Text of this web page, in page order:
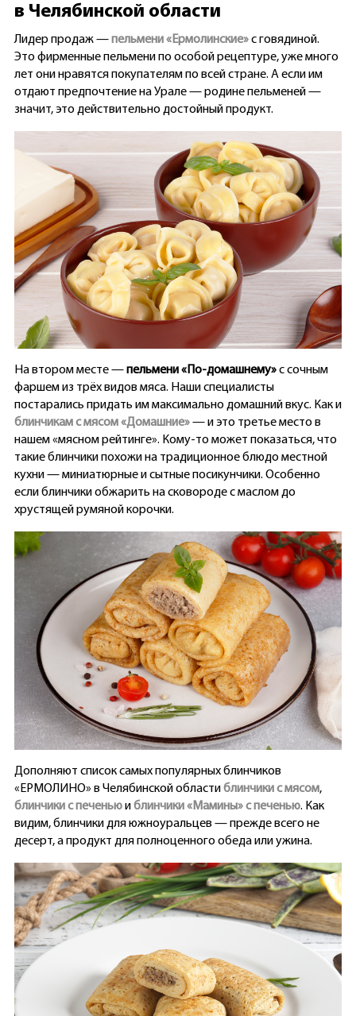
в Челябинской области
Лидер продаж —пельмени «Ермолинские»с говядиной.
Это фирменные пельмени по особой рецептуре, уже много
лет они нравятся покупателям по всей стране. А если им
отдают предпочтение на Урале — родине пельменей —
значит, это действительно достойный продукт.
На втором месте —пельмени «По-домашнему»с сочным
фаршем из трёх видов мяса. Наши специалисты
постарались придать им максимально домашний вкус. Как и
блинчикам с мясом «Домашние»— и это третье место в
нашем «мясном рейтинге». Кому-то может показаться, что
такие блинчики похожи на традиционное блюдо местной
кухни — миниатюрные и сытные посикунчики. Особенно
если блинчики обжарить на сковороде с маслом до
хрустящей румяной корочки.
Дополняют список самых популярных блинчиков
«ЕРМОЛИНО» в Челябинской областиблинчики с мясом,
блинчики с печеньюиблинчики «Мамины» с печенью. Как
видим, блинчики для южноуральцев — прежде всего не
десерт, а продукт для полноценного обеда или ужина.